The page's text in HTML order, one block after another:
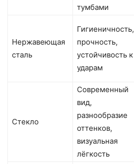
тумбами
Нержавеющая
сталь
Гигиеничность,
прочность,
устойчивость к
ударам
Стекло
Современный
вид,
разнообразие
оттенков,
визуальная
лёгкость